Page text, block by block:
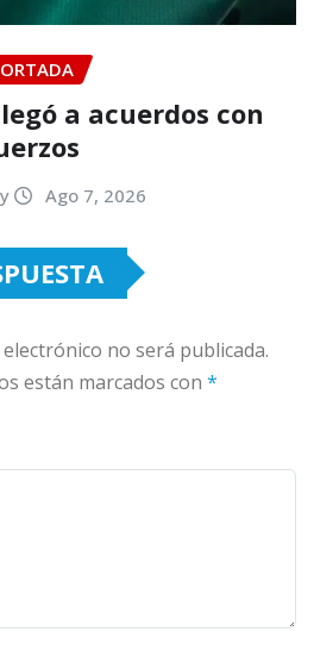
a acuerdos con
Ago 7, 2026
no será publicada.
están marcados con *